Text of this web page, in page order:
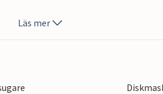
ditt morgonkaffe medan
många fina, barnvänliga
Läs mer